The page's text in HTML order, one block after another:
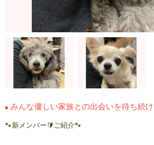
みんな優しい家族との出会いを待ち続
🐾新メンバー🔰ご紹介🐾